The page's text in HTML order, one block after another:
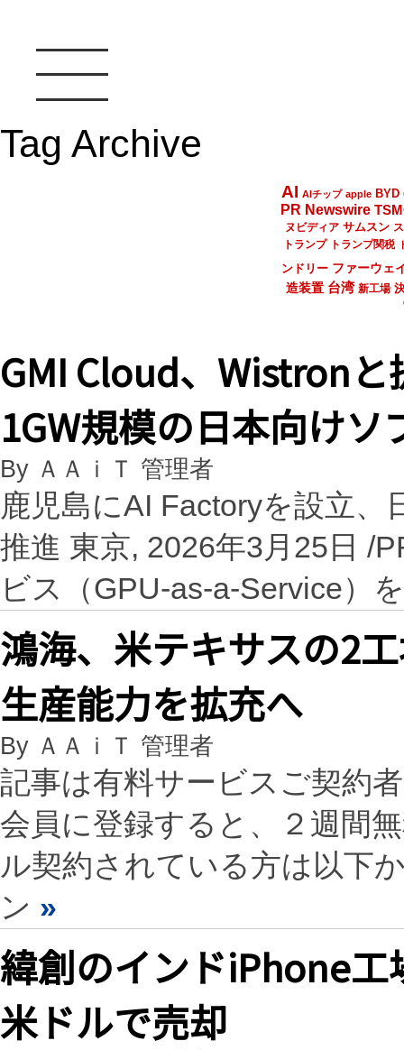
Tag Archive
AI AIチップ apple BYD
PR Newswire
ヌビディア サムスン
トランプ
トランプ関税
ンドリー ファーウェ
造装置 台湾 新工場
GMI Cloud、Wistron
1GW規模の日本向け
By ＡＡｉＴ 管理者
鹿児島にAI Factoryを設立
推進 東京, 2026年3月25日 /
ビス（GPU-as-a-Service）
鴻海、米テキサスの2
生産能力を拡充へ
By ＡＡｉＴ 管理者
記事は有料サービスご契約
会員に登録すると、２週間
ル契約されている方は以下
ン »
緯創のインドiPhone
米ドルで売却